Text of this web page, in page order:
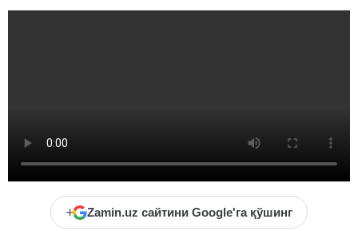
+ Zamin.uz сайтини Google'га қўшинг